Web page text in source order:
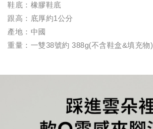
鞋底：橡膠鞋底
跟高：底厚約1公分
產地：中國
重量：一雙38號約 388g(不含鞋盒&填充物)